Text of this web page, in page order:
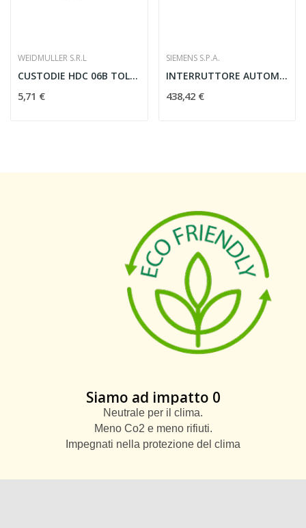
WEIDMULLER S.R.L
CUSTODIE HDC 06B TOLU 1M25G - WEIDMULLER...
5,71 €
SIEMENS S.P.A.
INTERRUTTORE AUTOMATICO 3VA 160A 3 POLI 25KA TM...
438,42 €
Siamo ad impatto 0
Neutrale per il clima.
Meno Co2 e meno rifiuti.
Impegnati nella protezione del clima